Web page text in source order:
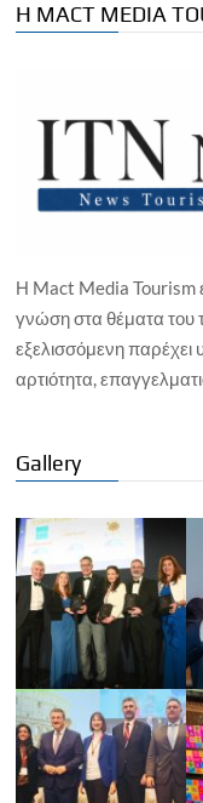
Η MACT MEDIA
Η Mact Media Tourism
γνώση στα θέματα του
εξελισσόμενη παρέχει
αρτιότητα,
Gallery